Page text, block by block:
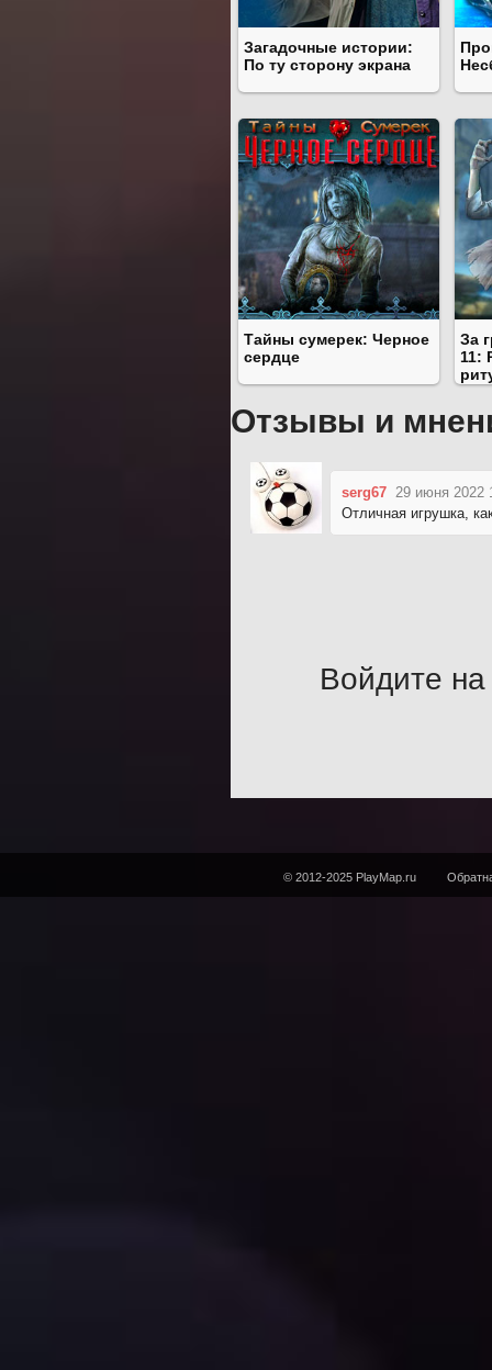
Загадочные истории:
По ту сторону экрана
Тайны сумерек: Черное
сердце
За
11:
Отзывы и
serg67 29 июня 2022
Отличная игрушка,
Войдите на
© 2012-2025 PlayMap.ru